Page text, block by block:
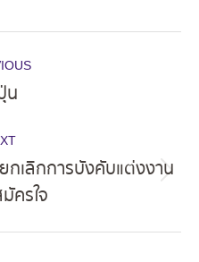
น
เลิกการบังคับแต่งงาน
ครใจ